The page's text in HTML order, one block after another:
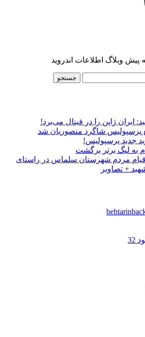
ایران ژاپن را در فینال می‌برد!
پرسپولیس شاگرد منصوریان شد
جدید پرسپولیس!
به لیگ برتر برگشت
قیام مردم شهرستان سلماس در راستای
+ تصاویر